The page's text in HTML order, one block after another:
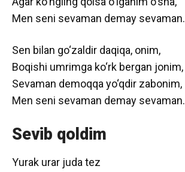
Men seni sevaman demay sevaman.
Sen bilan go‘zaldir daqiqa, onim,
Boqishi umrimga ko‘rk bergan jonim,
Sevaman demoqqa yo‘qdir zabonim,
Men seni sevaman demay sevaman.
Sevib qoldim
Yurak urar juda tez